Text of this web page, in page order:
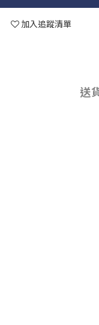
加入追蹤清單
送